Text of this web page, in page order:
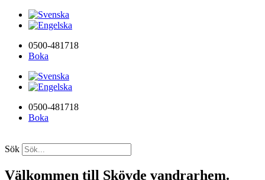
0500-481718
Boka
0500-481718
Boka
Sök
Välkommen till Skövde vandrarhem.